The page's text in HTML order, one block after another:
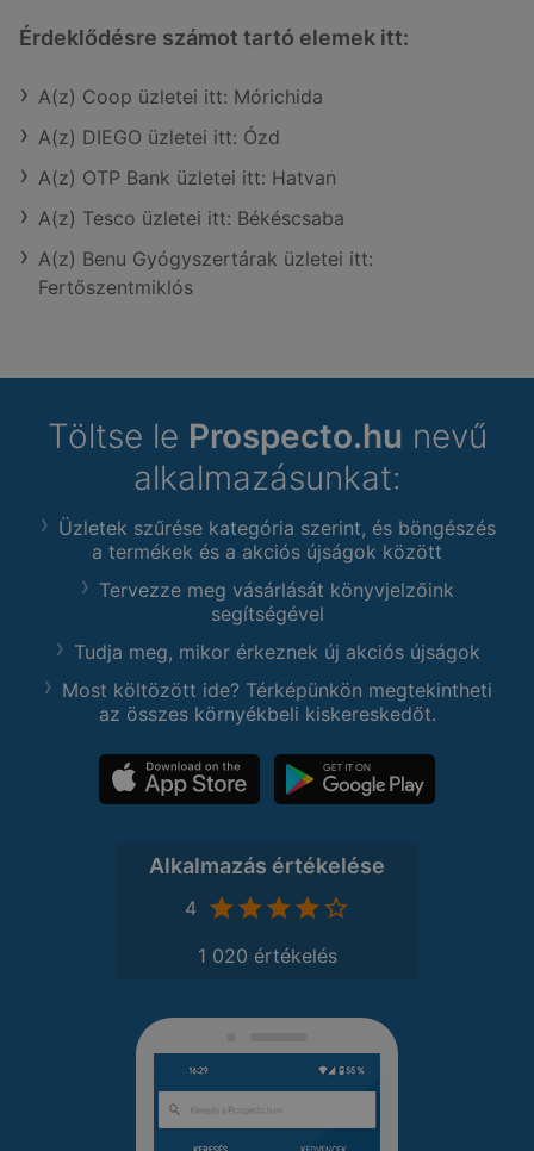
Érdeklődésre számot tartó elemek itt:
A(z) Coop üzletei itt: Mórichida
A(z) DIEGO üzletei itt: Ózd
A(z) OTP Bank üzletei itt: Hatvan
A(z) Tesco üzletei itt: Békéscsaba
A(z) Benu Gyógyszertárak üzletei itt:
Fertőszentmiklós
Töltse le Prospecto.hu nevű
alkalmazásunkat:
Üzletek szűrése kategória szerint, és böngészés
a termékek és a akciós újságok között
Tervezze meg vásárlását könyvjelzőink
segítségével
Tudja meg, mikor érkeznek új akciós újságok
Most költözött ide? Térképünkön megtekintheti
az összes környékbeli kiskereskedőt.
Alkalmazás értékelése
4
1 020 értékelés